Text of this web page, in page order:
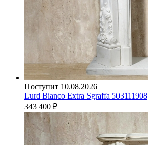
Поступит 10.08.2026
Lurd Bianco Extra Sgraffa 503111908
343 400 ₽